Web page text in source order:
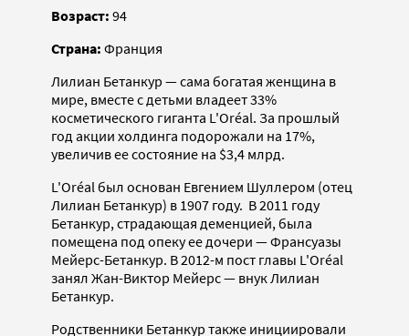
Возраст: 94
Страна: Франция
Лилиан Бетанкур — сама богатая женщина в
мире, вместе с детьми владеет 33%
косметического гиганта L'Oréal. За прошлый
год акции холдинга подорожали на 17%,
увеличив ее состояние на $3,4 млрд.
L'Oréal был основан Евгением Шуллером (отец
Лилиан Бетанкур) в 1907 году. В 2011 году
Бетанкур, страдающая деменцией, была
помещена под опеку ее дочери — Франсуазы
Мейерс-Бетанкур. В 2012-м пост главы L'Oréal
занял Жан-Виктор Мейерс — внук Лилиан
Бетанкур.
Родственники Бетанкур также инициировали